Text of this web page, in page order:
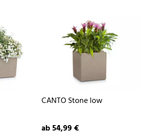
CANTO Stone low
ab 54,99 €